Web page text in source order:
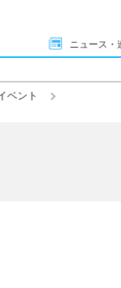
ニュース・
ベント